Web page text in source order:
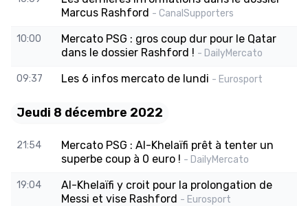
Marcus Rashford - CanalSupporters
10:00
Mercato PSG : gros coup dur pour le Qatar
dans le dossier Rashford ! - DailyMercato
09:37 Les 6 infos mercato de lundi - Eurosport
Jeudi 8 décembre 2022
21:54
Mercato PSG : Al-Khelaïfi prêt à tenter un
superbe coup à 0 euro ! - DailyMercato
19:04
Al-Khelaïfi y croit pour la prolongation de
Messi et vise Rashford - Eurosport